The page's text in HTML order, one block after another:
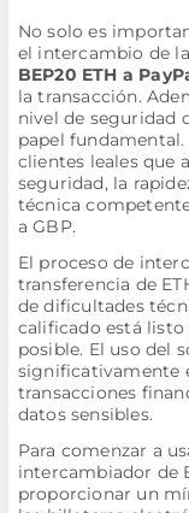
No solo es
el intercambio de la
BEP20 ETH a
la transacción.
nivel de seguridad
papel
clientes leales que
seguridad, la
técnica
a GBP.
El proceso de
transferencia de
de dificultades
calificado está
posible. El uso del
significativamente
transacciones
datos sensibles.
Para comenzar a
intercambiador de
proporcionar un